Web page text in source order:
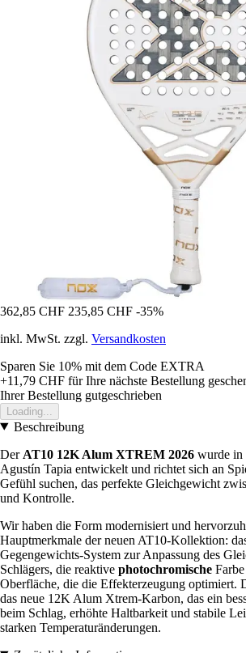
362,85 CHF 235,85 CHF -35%
inkl. MwSt. zzgl. Versandkosten
Sparen Sie 10% mit dem Code EXTRA
+11,79 CHF für Ihre nächste Bestellung
Ihrer Bestellung gutgeschrieben
Loading...
Beschreibung
Der AT10 12K Alum XTREM 2026 wurde in
Agustín Tapia entwickelt und richtet sich an
Gefühl suchen, das perfekte Gleichgewicht
und Kontrolle.
Wir haben die Form modernisiert und
Hauptmerkmale der neuen AT10-Kollektion:
Gegengewichts-System zur Anpassung des
Schlägers, die reaktive photochromische
Oberfläche, die die Effekterzeugung optimiert.
das neue 12K Alum Xtrem-Karbon, das ein
beim Schlag, erhöhte Haltbarkeit und stabile
starken Temperaturänderungen.